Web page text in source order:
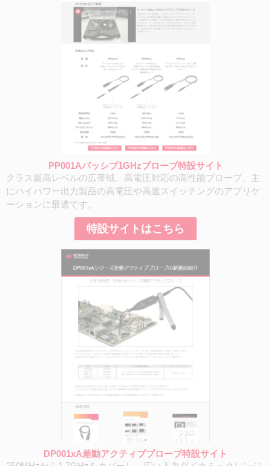
PP001Aパッシブ1GHzプローブ特設サイト
クラス最高レベルの広帯域、高電圧対応の高性能プローブ、主
にハイパワー出力製品の高電圧や高速スイッチングのアプリケ
ーションに最適です。
特設サイトはこちら
DP001xA差動アクティブプローブ特設サイト